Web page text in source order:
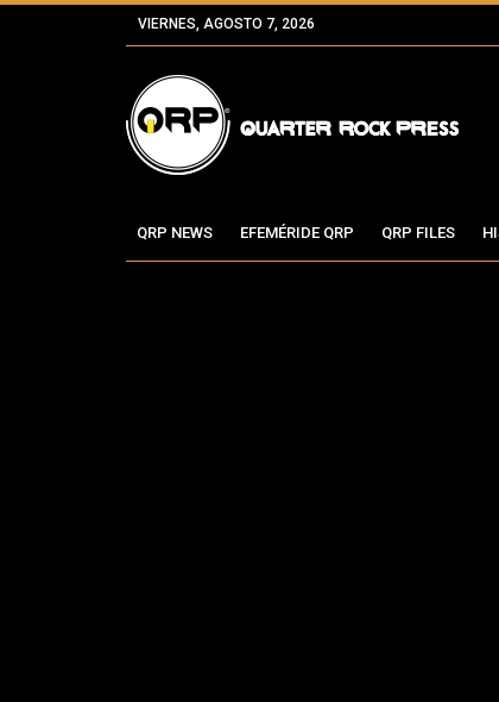
VIERNES, AGOSTO 7, 2026
QRP NEWS EFEMÉRIDE QRP QRP FILES